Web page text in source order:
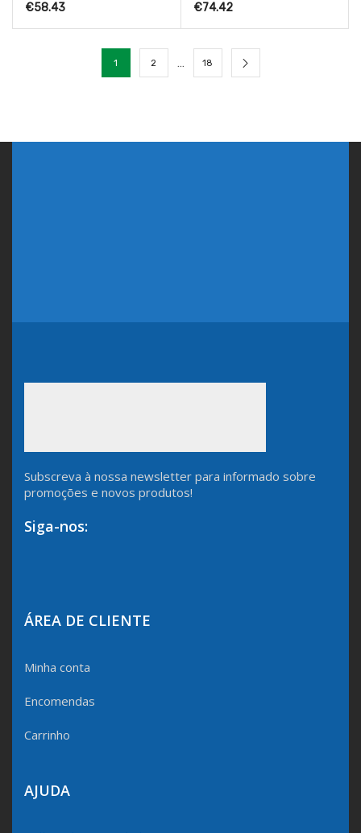
€58.43 €74.42
1 2 … 18
Subscreva à nossa newsletter para informado sobre
promoções e novos produtos!
Siga-nos:
ÁREA DE CLIENTE
Minha conta
Encomendas
Carrinho
AJUDA